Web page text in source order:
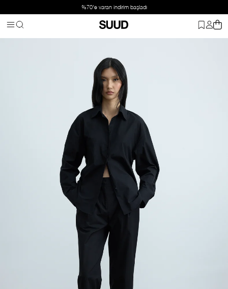
%70'e varan indirim başladı
Alt Giyim Pantolon Siyah Paper Poplin